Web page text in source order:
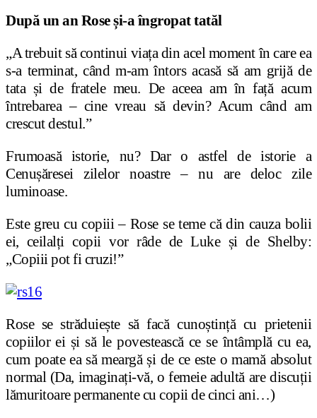
După un an Rose și-a îngropat tatăl
„A trebuit să continui viața din acel moment în care ea
s-a terminat, când m-am întors acasă să am grijă de
tata și de fratele meu. De aceea am în față acum
întrebarea – cine vreau să devin? Acum când am
crescut destul.”
Frumoasă istorie, nu? Dar o astfel de istorie a
Cenușăresei zilelor noastre – nu are deloc zile
luminoase.
Este greu cu copiii – Rose se teme că din cauza bolii
ei, ceilalți copii vor râde de Luke și de Shelby:
„Copiii pot fi cruzi!”
Rose se străduiește să facă cunoștință cu prietenii
copiilor ei și să le povestească ce se întâmplă cu ea,
cum poate ea să meargă și de ce este o mamă absolut
normal (Da, imaginați-vă, o femeie adultă are discuții
lămuritoare permanente cu copii de cinci ani…)